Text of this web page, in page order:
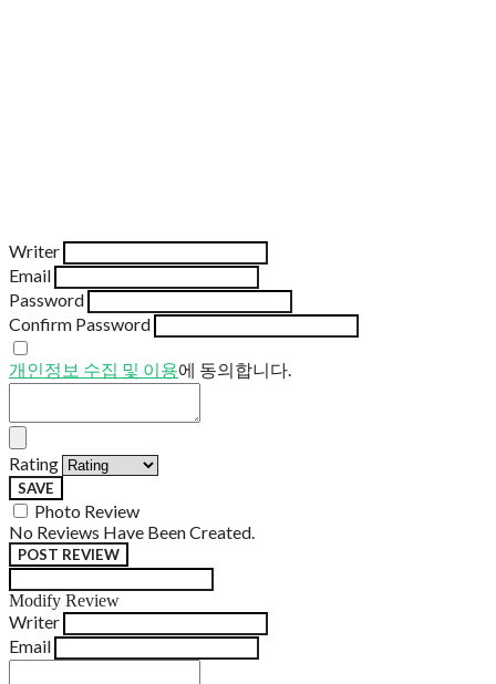
Writer
Email
Password
Confirm Password
개인정보 수집 및 이용에 동의합니다.
Rating
SAVE
Photo Review
No Reviews Have Been Created.
POST REVIEW
Modify Review
Writer
Email